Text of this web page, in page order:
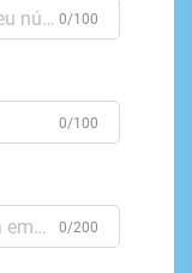
0/100
0/100
0/200